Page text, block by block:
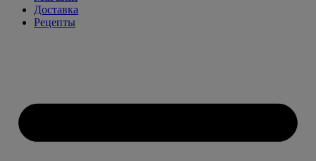
Доставка
Рецепты